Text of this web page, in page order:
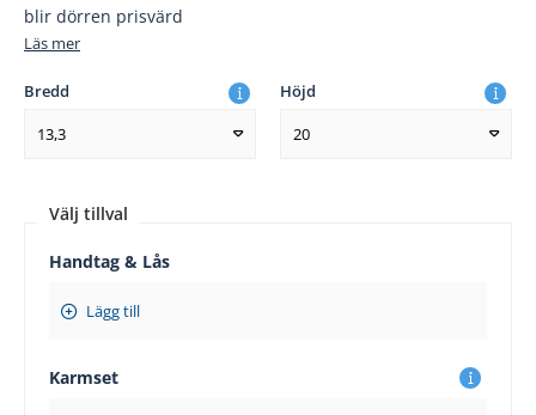
blir dörren prisvärd
Läs mer
Bredd
13,3
Höjd
20
Välj tillval
Handtag & Lås
Lägg till
Karmset